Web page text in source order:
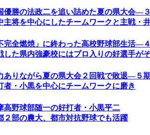
優勝の法政二を追い詰めた夏の県大会―
主将を中心にしたチームワークと主戦・
完全燃焼」に終わった高校野球部生活―
した県内強豪校にはプロ入りの好選手が
ありながら夏の県大会２回戦で敗退―５
者・小黒を中心にチームワークに磨き
高野球部随一の好打者・小黒平二
２部の農大、都市対抗野球でも活躍